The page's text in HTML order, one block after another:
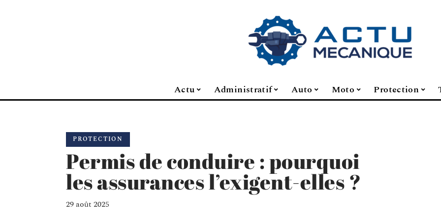
Actu Administratif Auto Moto Protection
PROTECTION
Permis de conduire : pourquoi
les assurances l’exigent-elles ?
29 août 2025